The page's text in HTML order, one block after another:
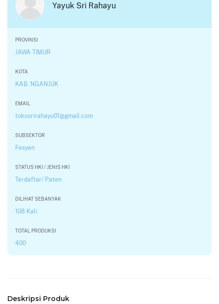
Yayuk Sri Rahayu
PROVINSI
JAWA TIMUR
KOTA
KAB. NGANJUK
EMAIL
tokosrirahayu01@gmail.com
SUBSEKTOR
Fesyen
STATUS HKI / JENIS HKI
Terdaftar/ Paten
DILIHAT SEBANYAK
108 Kali
TOTAL PRODUKSI
400
Deskripsi Produk